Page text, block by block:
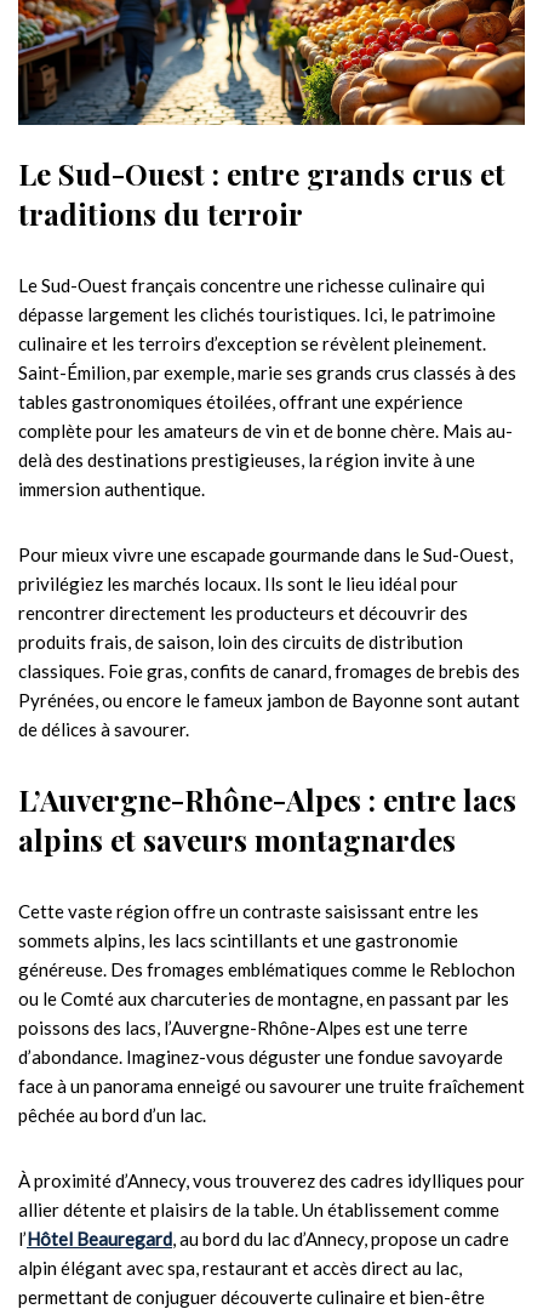
Le Sud-Ouest : entre grands crus et
traditions du terroir
Le Sud-Ouest français concentre une richesse culinaire qui
dépasse largement les clichés touristiques. Ici, le patrimoine
culinaire et les terroirs d’exception se révèlent pleinement.
Saint-Émilion, par exemple, marie ses grands crus classés à des
tables gastronomiques étoilées, offrant une expérience
complète pour les amateurs de vin et de bonne chère. Mais au-
delà des destinations prestigieuses, la région invite à une
immersion authentique.
Pour mieux vivre une escapade gourmande dans le Sud-Ouest,
privilégiez les marchés locaux. Ils sont le lieu idéal pour
rencontrer directement les producteurs et découvrir des
produits frais, de saison, loin des circuits de distribution
classiques. Foie gras, confits de canard, fromages de brebis des
Pyrénées, ou encore le fameux jambon de Bayonne sont autant
de délices à savourer.
L’Auvergne-Rhône-Alpes : entre lacs
alpins et saveurs montagnardes
Cette vaste région offre un contraste saisissant entre les
sommets alpins, les lacs scintillants et une gastronomie
généreuse. Des fromages emblématiques comme le Reblochon
ou le Comté aux charcuteries de montagne, en passant par les
poissons des lacs, l’Auvergne-Rhône-Alpes est une terre
d’abondance. Imaginez-vous déguster une fondue savoyarde
face à un panorama enneigé ou savourer une truite fraîchement
pêchée au bord d’un lac.
À proximité d’Annecy, vous trouverez des cadres idylliques pour
allier détente et plaisirs de la table. Un établissement comme
l’Hôtel Beauregard, au bord du lac d’Annecy, propose un cadre
alpin élégant avec spa, restaurant et accès direct au lac,
permettant de conjuguer découverte culinaire et bien-être